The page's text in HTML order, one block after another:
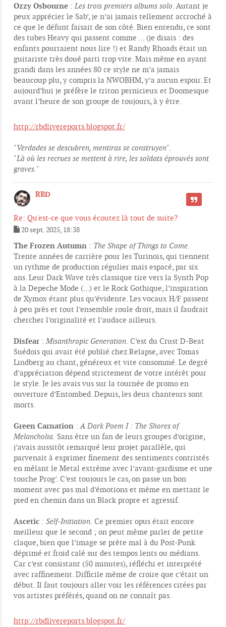
Ozzy Osbourne :Les trois premiers albums solo. Autant je
peux apprécier le Sab’, je n’ai jamais tellement accroché à
ce que le défunt faisait de son côté. Bien entendu, ce sont
des tubes Heavy qui passent comme … (je disais : des
enfants pourraient nous lire !) et Randy Rhoads était un
guitariste très doué parti trop vite. Mais même en ayant
grandi dans les années 80 ce style ne m’a jamais
beaucoup plu, y compris la NWOBHM, y’a aucun espoir. Et
aujourd’hui je préfère le triton pernicieux et Doomesque
avant l’heure de son groupe de toujours, à y être.
http://rbdlivereports.blogspot.fr/
"Verdades se descubren, mentiras se construyen".
"Là où les recrues se mettent à rire, les soldats éprouvés sont
graves. "
RBD
Re: Qu'est-ce que vous écoutez là tout de suite?
CITER
e
s
s
a
g
e
20 sept. 2025, 18:38
The Frozen Autumn : The Shape of Things to Come.
Trente années de carrière pour les Turinois, qui tiennent
un rythme de production régulier mais espacé, par six
ans. Leur Dark Wave très classique tire vers la Synth Pop
à la Depeche Mode (...) et le Rock Gothique, l’inspiration
de Xymox étant plus qu’évidente. Les vocaux H/F passent
à peu près et tout l’ensemble roule droit, mais il faudrait
chercher l’originalité et l’audace ailleurs.
Disfear:Misanthropic Generation. C’est du Crust D-Beat
Suédois qui avait été publié chez Relapse, avec Tomas
Lindberg au chant, généreux et vite consommé. Le degré
d’appréciation dépend strictement de votre intérêt pour
le style. Je les avais vus sur la tournée de promo en
ouverture d’Entombed. Depuis, les deux chanteurs sont
morts.
Green Carnation :A Dark Poem I : The Shores of
Melancholia. Sans être un fan de leurs groupes d’origine,
j’avais aussitôt remarqué leur projet parallèle, qui
parvenait à exprimer finement des sentiments contristés
en mêlant le Metal extrême avec l’avant-gardisme et une
touche Prog’. C’est toujours le cas, on passe un bon
moment avec pas mal d’émotions et même en mettant le
pied en chemin dans un Black propre et agressif.
Ascetic : Self-Initiation. Ce premier opus était encore
meilleur que le second ; on peut même parler de petite
claque, bien que l’image se prête mal à du Post-Punk
déprimé et froid calé sur des tempos lents ou médians.
Car c’est consistant (50 minutes), réfléchi et interprété
avec raffinement. Difficile même de croire que c’était un
début. Il faut toujours aller voir les références citées par
vos artistes préférés, quand on ne connaît pas.
http://rbdlivereports.blogspot.fr/